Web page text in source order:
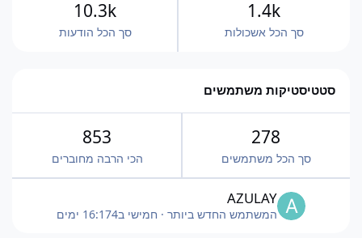
סך הכל אשכולות
1.4k
סך הכל הודעות
10.3k
סטטיסטיקות משתמשים
278
סך הכל משתמשים
853
הכי הרבה מחוברים
AZULAY
המשתמש החדש ביותר · חמישי ב16:174 ימים